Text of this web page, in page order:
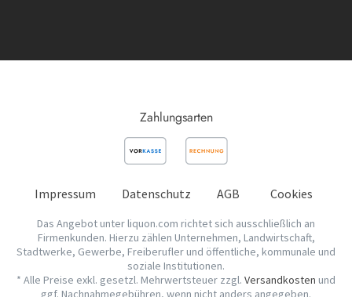
Zahlungsarten
Impressum Datenschutz AGB Cookies
Das Angebot unter liquon.com richtet sich ausschließlich an
Firmenkunden. Hierzu zählen Unternehmen, Landwirtschaft,
Stadtwerke, Gewerbe, Freiberufler und öffentliche, kommunale und
soziale Institutionen.
* Alle Preise exkl. gesetzl. Mehrwertsteuer zzgl. Versandkosten und
ggf. Nachnahmegebühren, wenn nicht anders angegeben.